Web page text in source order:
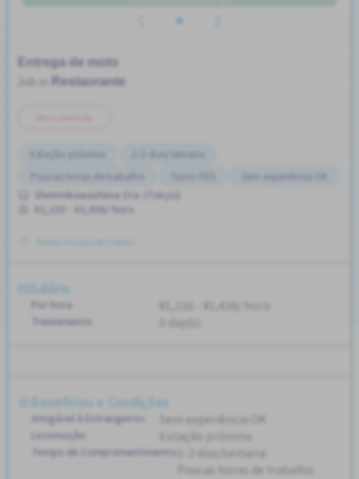
Entrega de moto
Restaurante
2-3 dias/semana
Poucas horas de trabalho
Sem experiência OK
Shimmikawashima Sta. (Tokyo)
¥1,150 - ¥1,438/ hora
Salário
Por hora ¥1,150 - ¥1,438/ hora
Treinamento 0 day(s)
Benefícios e Condições
Amigável à Estrangeiros Sem experiência OK
Locomoção Estação próxima
Tempo de Compromentimento
2-3 dias/semana
Poucas horas de trabalho